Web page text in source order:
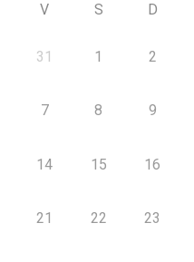
V S D
31 1 2
7 8 9
14 15 16
21 22 23